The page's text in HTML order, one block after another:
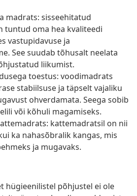
madrats: sisseehitatud
tuntud oma hea kvaliteedi
vastupidavuse ja
See suudab tõhusalt neelata
liikumist.
toestus: voodimadrats
stabiilsuse ja täpselt vajaliku
ohverdamata. Seega sobib
või kõhuli magamiseks.
kattemadratsil on nii
ka nahasõbralik kangas, mis
ja mugavaks.
hügieenilistel põhjustel ei ole